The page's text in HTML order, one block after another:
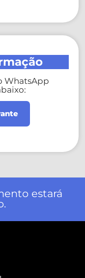
WhatsApp
estará